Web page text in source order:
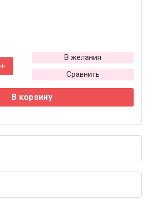
В желания
Сравнить
В корзину